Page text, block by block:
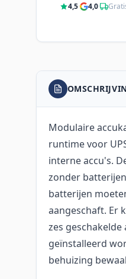
4,5· 4,0·
Modulaire
runtime voor
interne accu's.
zonder
batterijen
aangeschaft. Er
zes geschakelde
geïnstalleerd
behuizing